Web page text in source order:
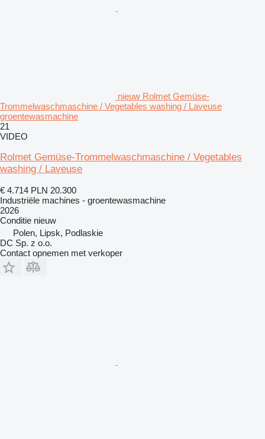
nieuw Rolmet Gemüse-
Trommelwaschmaschine / Vegetables washing / Laveuse
groentewasmachine
21
VIDEO
Rolmet Gemüse-Trommelwaschmaschine / Vegetables
washing / Laveuse
€ 4.714 PLN 20.300
Industriële machines - groentewasmachine
2026
Conditie nieuw
Polen, Lipsk, Podlaskie
DC Sp. z o.o.
Contact opnemen met verkoper